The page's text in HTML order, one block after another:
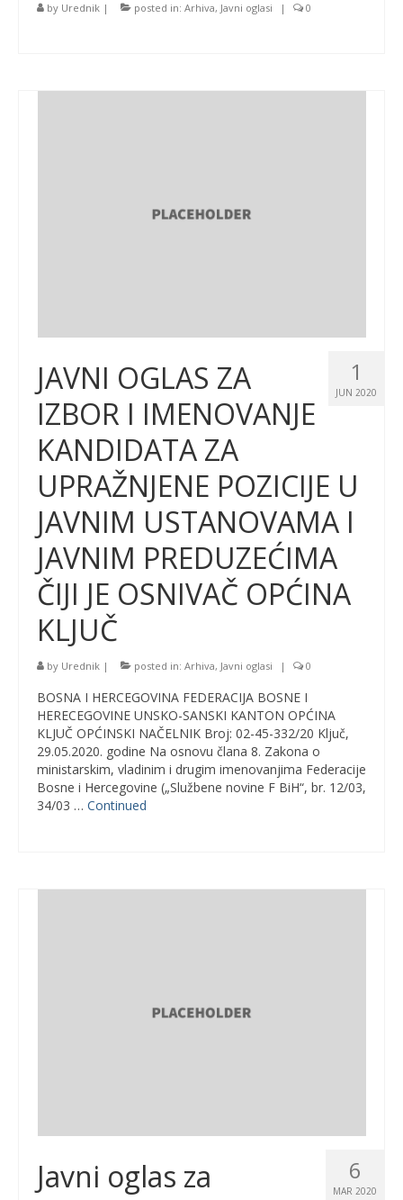
by Urednik | posted in: Arhiva, Javni oglasi | 0
1
JUN 2020
JAVNI OGLAS ZA
IZBOR I IMENOVANJE
KANDIDATA ZA
UPRAŽNJENE POZICIJE U
JAVNIM USTANOVAMA I
JAVNIM PREDUZEĆIMA
ČIJI JE OSNIVAČ OPĆINA
KLJUČ
by Urednik | posted in: Arhiva, Javni oglasi | 0
BOSNA I HERCEGOVINA FEDERACIJA BOSNE I
HERECEGOVINE UNSKO-SANSKI KANTON OPĆINA
KLJUČ OPĆINSKI NAČELNIK Broj: 02-45-332/20 Ključ,
29.05.2020. godine Na osnovu člana 8. Zakona o
ministarskim, vladinim i drugim imenovanjima Federacije
Bosne i Hercegovine („Službene novine F BiH“, br. 12/03,
34/03 … Continued
6
MAR 2020
Javni oglas za